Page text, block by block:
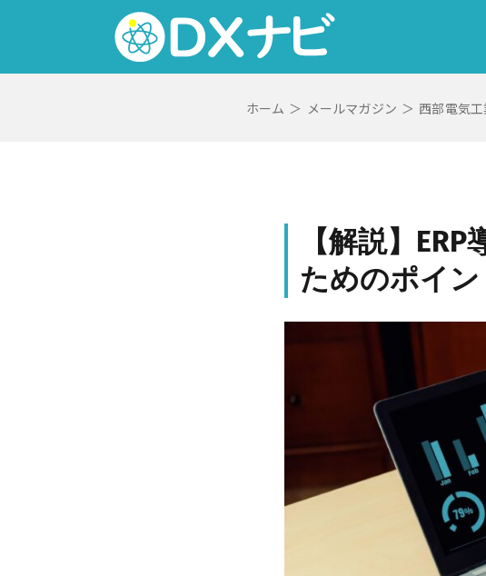
ホーム ＞ メールマガジン ＞ 西部電気
【解説】
ためのポイン